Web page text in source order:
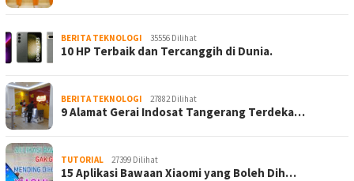
BERITA TEKNOLOGI 35556 Dilihat
10 HP Terbaik dan Tercanggih di Dunia.
BERITA TEKNOLOGI 27882 Dilihat
9 Alamat Gerai Indosat Tangerang Terdeka…
TUTORIAL 27399 Dilihat
15 Aplikasi Bawaan Xiaomi yang Boleh Dih…